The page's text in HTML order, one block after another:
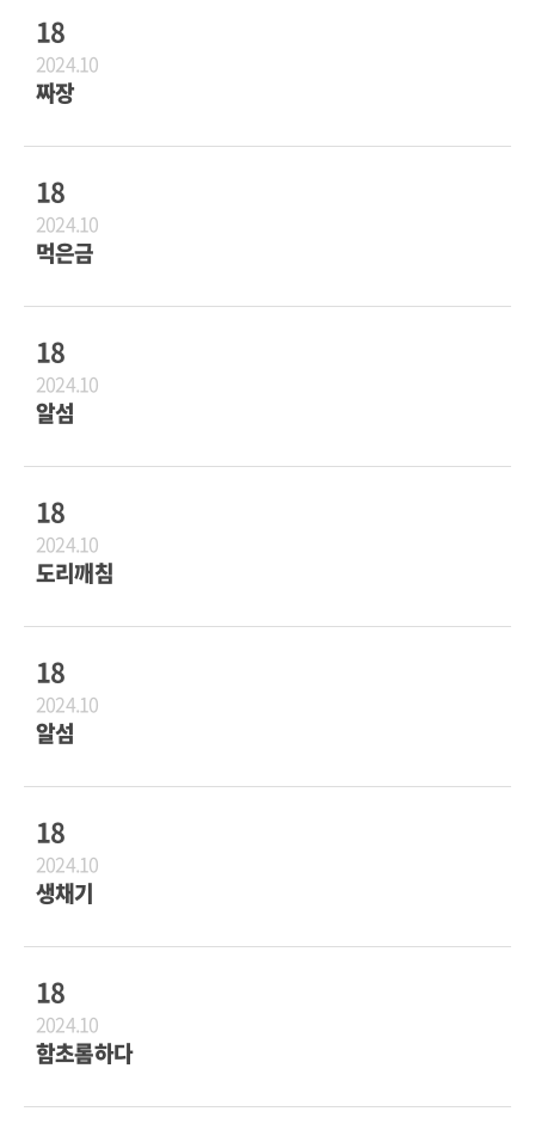
18
2024.10
짜장
18
2024.10
먹은금
18
2024.10
알섬
18
2024.10
도리깨침
18
2024.10
알섬
18
2024.10
생채기
18
2024.10
함초롬하다